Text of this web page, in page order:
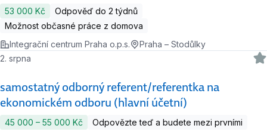
53 000 Kč
Odpověď do 2 týdnů
Možnost občasné práce z domova
Integrační centrum Praha o.p.s.
Praha – Stodůlky
samostatný odborný referent/referentka na
ekonomickém odboru (hlavní účetní)
2. srpna
45 000 ‍–‍ 55 000 Kč
Odpovězte teď a budete mezi prvními